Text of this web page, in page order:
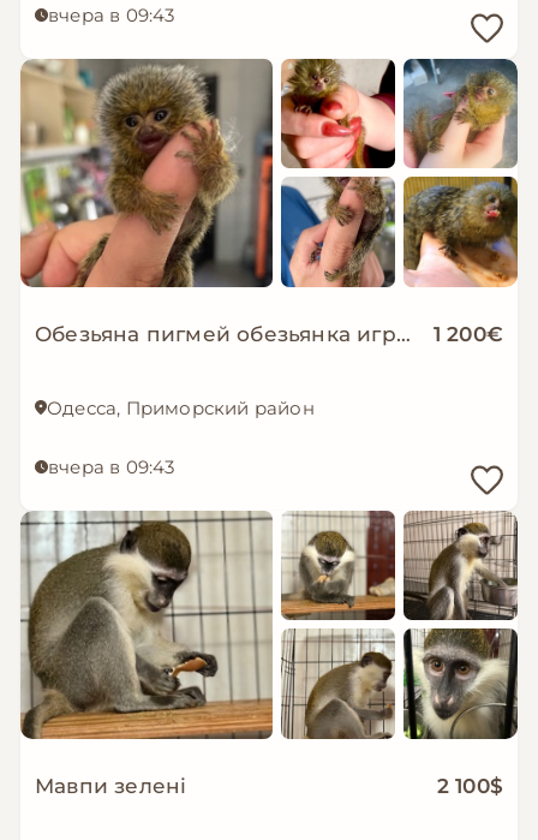
вчера в 09:43
Обезьяна пигмей обезьянка игрунка мармозетка 1 200€
Одесса, Приморский район
вчера в 09:43
Мавпи зелені 2 100$